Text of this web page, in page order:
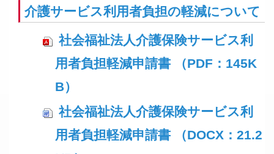
介護サービス利用者負担の軽減について
社会福祉法人介護保険サービス利
用者負担軽減申請書 （PDF：145K
B）
社会福祉法人介護保険サービス利
用者負担軽減申請書 （DOCX：21.2